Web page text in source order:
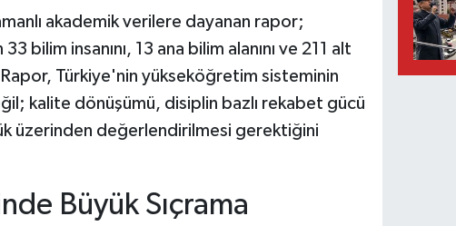
akademik verilere dayanan rapor;
bilim insanını, 13 ana bilim alanını ve 211 alt
Türkiye'nin yükseköğretim sisteminin
kalite dönüşümü, disiplin bazlı rekabet gücü
üzerinden değerlendirilmesi gerektiğini
Büyük Sıçrama